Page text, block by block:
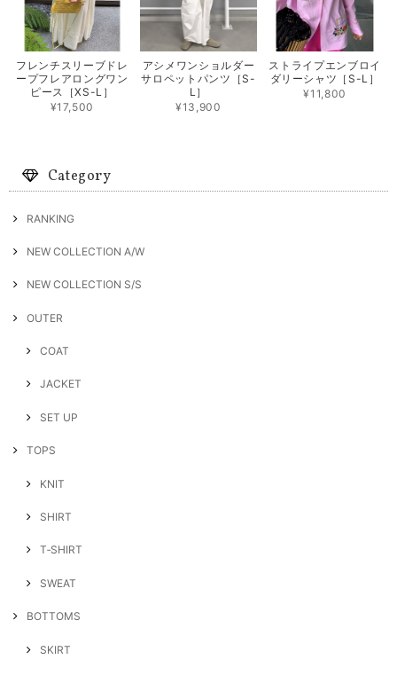
フレンチスリーブドレ
ープフレアロングワン
ピース［XS-L］
¥17,500
アシメワンショルダー
サロペットパンツ［S-
L］
¥13,900
ストライプエンブロイ
ダリーシャツ［S-L］
¥11,800
Category
RANKING
NEW COLLECTION A/W
NEW COLLECTION S/S
OUTER
COAT
JACKET
SET UP
TOPS
KNIT
SHIRT
T‐SHIRT
SWEAT
BOTTOMS
SKIRT